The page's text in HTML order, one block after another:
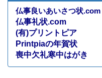
仏事良いあいさつ状.com
仏事礼状.com
(有)プリントピア
Printpiaの年賀状
喪中欠礼寒中はがき